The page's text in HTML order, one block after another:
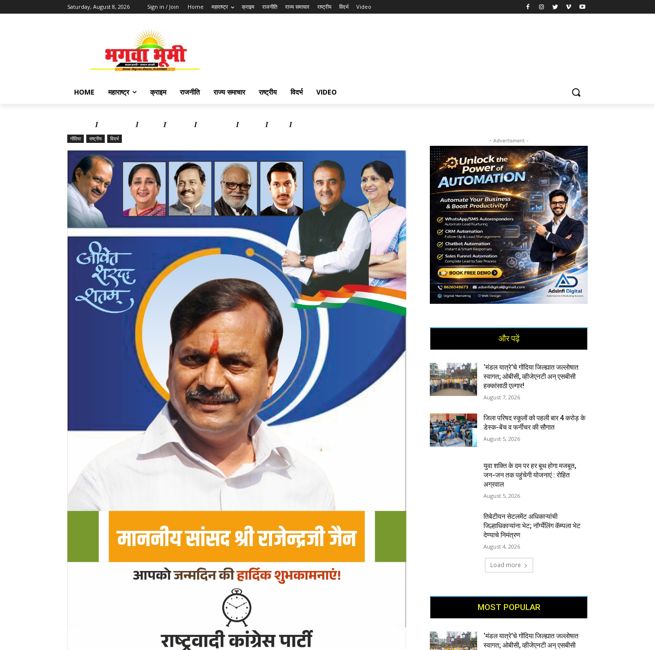
Saturday, August 8, 2026 Sign in / Join Home महाराष्ट्र क्राइम राजनीति राज्य समाचार राष्ट्रीय विदर्भ Video
HOME महाराष्ट्र क्राइम राजनीति राज्य समाचार राष्ट्रीय विदर्भ VIDEO
गोंदिया राष्ट्रीय विदर्भ - Advertisment -
और पढ़ें
‘मंडल यात्रे’चे गोंदिया जिल्ह्यात जल्लोषात
स्वागत; ओबीसी, व्हीजेएनटी अन् एसबीसी
हक्कांसाठी एल्गार!
August 7, 2026
जिला परिषद स्कूलों को पहली बार 4 करोड़ के
डेस्क-बेंच व फर्नीचर की सौगात
August 5, 2026
युवा शक्ति के दम पर हर बूथ होगा मजबूत,
जन-जन तक पहुंचेगी योजनाएं : रोहित
अग्रवाल
August 5, 2026
तिबेटीयन सेटलमेंट अधिकाऱ्यांची
जिल्हाधिकाऱ्यांना भेट; नॉर्ग्येलिंग कॅम्पला भेट
देण्याचे निमंत्रण
August 4, 2026
Load more
MOST POPULAR
‘मंडल यात्रे’चे गोंदिया जिल्ह्यात जल्लोषात
स्वागत; ओबीसी, व्हीजेएनटी अन् एसबीसी